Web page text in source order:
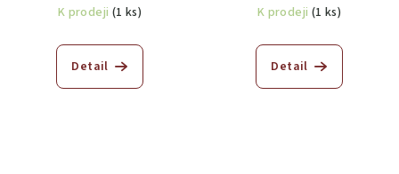
K prodeji (1 ks)
Detail
K prodeji (1 ks)
Detail